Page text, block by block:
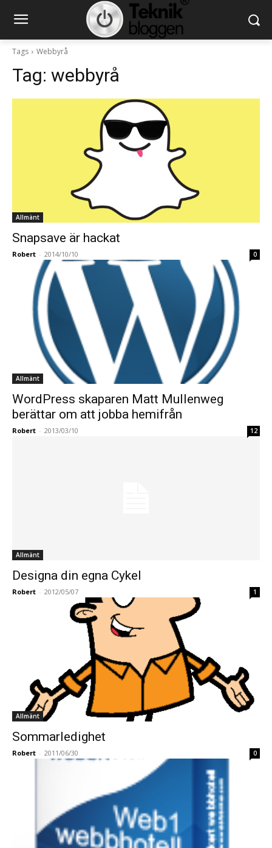
Tags Webbyrå
Tag: webbyrå
Allmänt
Snapsave är hackat
Robert - 2014/10/10 0
Allmänt
WordPress skaparen Matt Mullenweg
berättar om att jobba hemifrån
Robert - 2013/03/10 12
Allmänt
Designa din egna Cykel
Robert - 2012/05/07 1
Allmänt
Sommarledighet
Robert - 2011/06/30 0